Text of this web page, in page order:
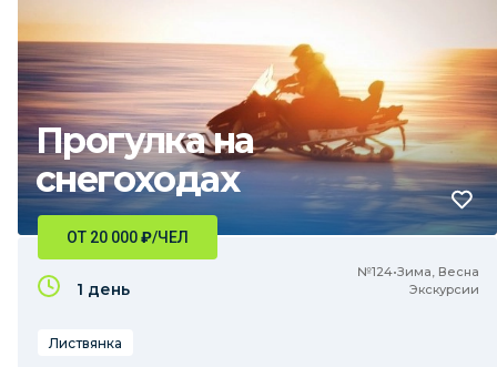
Прогулка на
снегоходах
№124•Зима, Весна
Экскурсии
ОТ 20 000₽/ЧЕЛ
1 день
Листвянка